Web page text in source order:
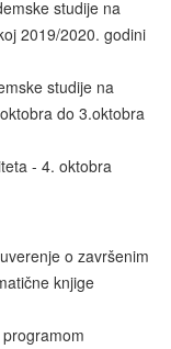
studije na
2019/2020. godini
studije na
do 3.oktobra
- 4. oktobra
o završenim
knjige